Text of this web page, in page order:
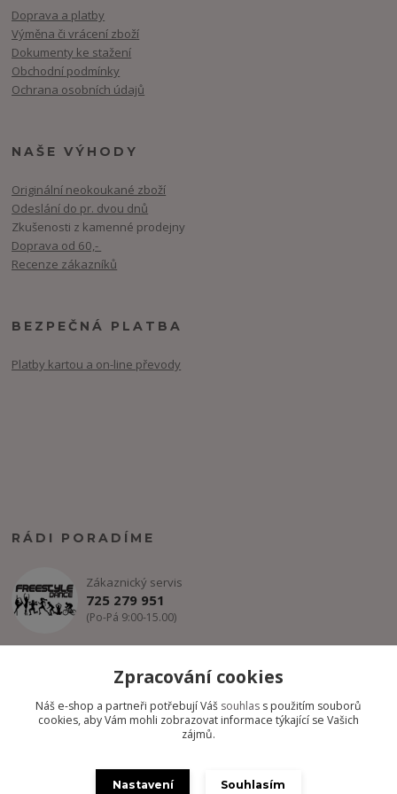
Doprava a platby
Výměna či vrácení zboží
Dokumenty ke stažení
Obchodní podmínky
Ochrana osobních údajů
NAŠE VÝHODY
Originální neokoukané zboží
Odeslání do pr. dvou dnů
Zkušenosti z kamenné prodejny
Doprava od 60,-
Recenze zákazníků
BEZPEČNÁ PLATBA
Platby kartou a on-line převody
RÁDI PORADÍME
Zákaznický servis
725 279 951
(Po-Pá 9:00-15.00)
Copyright @ FREESTYLE-DANCE.CZ 2012-2024 - Všechny práva
Zpracování cookies
Náš e-shop a partneři potřebují Váš souhlas s použitím souborů
cookies, aby Vám mohli zobrazovat informace týkající se Vašich
zájmů.
Nastavení Souhlasím